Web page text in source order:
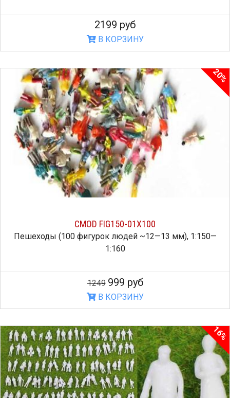
2199 руб
В КОРЗИНУ
CMOD FIG150-01X100
Пешеходы (100 фигурок людей ~12—13 мм), 1:150—
1:160
20%
1249 999 руб
В КОРЗИНУ
16%